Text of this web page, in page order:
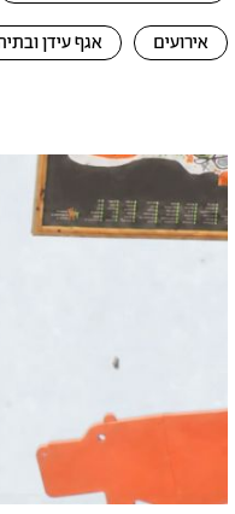
אירועים אגף עידן